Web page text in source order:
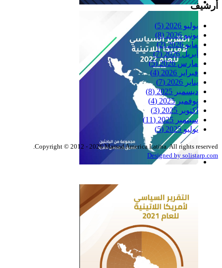
Reflexiones
أرشيف
يوليو 2026
(5)
يونيو 2026
(8)
مايو 2026
(2)
أبريل 2026
(7)
مارس 2026
(5)
فبراير 2026
(4)
يناير 2026
(7)
ديسمبر 2025
(8)
نوفمبر 2025
(4)
أكتوبر 2025
(3)
سبتمبر 2025
(11)
يوليو 2025
(5)
Copyright © 2012 - 2026 Marsad America Latina. All rights reserved.
Designed by solistarp.com